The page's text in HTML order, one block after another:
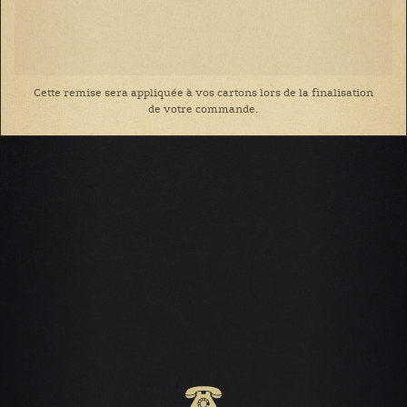
Cette remise sera appliquée à vos cartons lors de la finalisation
de votre commande.